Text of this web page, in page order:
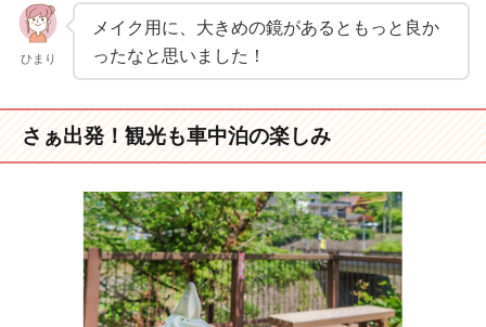
ひまり
メイク用に、大きめの鏡があるともっと良か
ったなと思いました！
さぁ出発！観光も車中泊の楽しみ